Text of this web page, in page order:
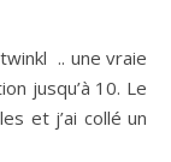
jusqu’à 10. Le
et j’ai collé un